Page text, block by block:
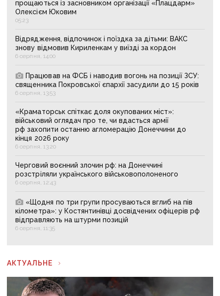
прощаються із засновником організації «Плацдарм»
Олексієм Юковим
05:23
Відрядження, відпочинок і поїздка за дітьми: ВАКС
знову відмовив Кириленкам у виїзді за кордон
6 серпня, 14:00
Працював на ФСБ і наводив вогонь на позиції ЗСУ:
священника Покровської єпархії засудили до 15 років
6 серпня, 13:53
«Краматорськ спіткає доля окупованих міст»:
військовий оглядач про те, чи вдасться армії
рф захопити останню агломерацію Донеччини до
кінця 2026 року
6 серпня, 13:20
Черговий воєнний злочин рф: на Донеччині
розстріляли українського військовополоненого
6 серпня, 12:43
«Щодня по три групи просуваються вглиб на пів
кілометра»: у Костянтинівці досвідчених офіцерів рф
відправляють на штурми позицій
6 серпня, 11:35
АКТУАЛЬНЕ